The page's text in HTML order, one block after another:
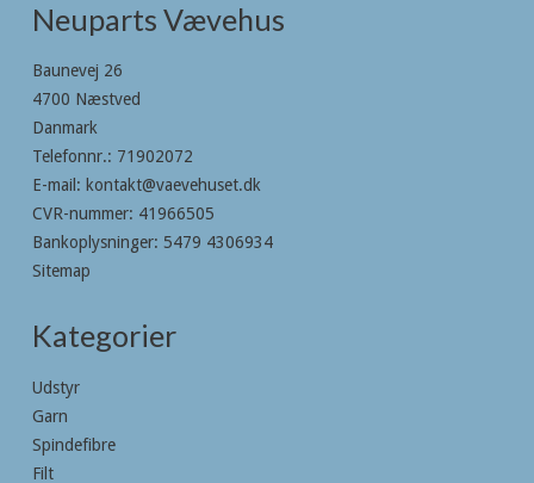
Neuparts Vævehus
Baunevej 26
4700 Næstved
Danmark
Telefonnr.: 71902072
E-mail : kontakt@vaevehuset.dk
CVR-nummer: 41966505
Bankoplysninger: 5479 4306934
Sitemap
Kategorier
Udstyr
Garn
Spindefibre
Filt